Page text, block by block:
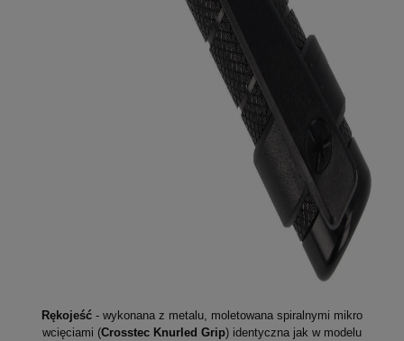
Rękojeść - wykonana z metalu, moletowana spiralnymi mikro
wcięciami (Crosstec Knurled Grip) identyczna jak w modelu